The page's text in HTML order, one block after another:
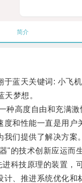
简介
天关键词: 小飞机
梦想。
高度自由和充满激
和性能一直是用户
们提供了解决方案。
技术创新应运而生
技原理的装置，可
、推进系统优化和